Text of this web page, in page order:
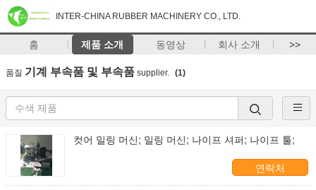
INTER-CHINA RUBBER MACHINERY CO., LTD.
홈 제품 소개 동영상 회사 소개 >>
품질 기계 부속품 및 부속품 supplier. (1)
컷어 밀링 머신; 밀링 머신; 나이프 셔퍼; 나이프 툴;
연락처